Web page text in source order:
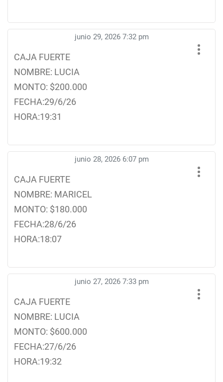
junio 29, 2026 7:32 pm
CAJA FUERTE
NOMBRE: LUCIA
MONTO: $200.000
FECHA:29/6/26
HORA:19:31
junio 28, 2026 6:07 pm
CAJA FUERTE
NOMBRE: MARICEL
MONTO: $180.000
FECHA:28/6/26
HORA:18:07
junio 27, 2026 7:33 pm
CAJA FUERTE
NOMBRE: LUCIA
MONTO: $600.000
FECHA:27/6/26
HORA:19:32